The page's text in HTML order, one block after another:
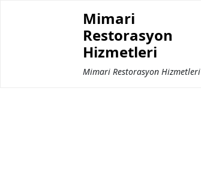
Mimari
Restorasyon
Hizmetleri
Mimari Restorasyon Hizmetleri